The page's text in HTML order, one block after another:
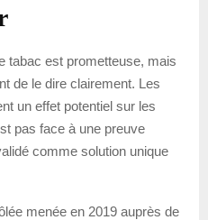
tabac est prometteuse, mais
de le dire clairement. Les
un effet potentiel sur les
pas face à une preuve
comme solution unique
menée en 2019 auprès de